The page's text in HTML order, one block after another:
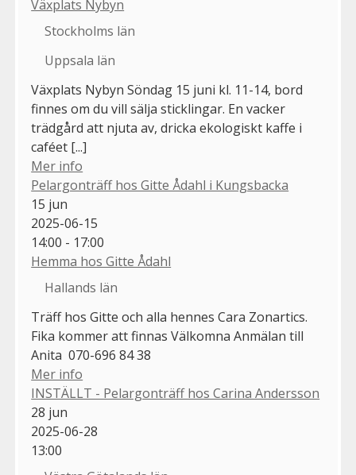
Växplats Nybyn
Stockholms län
Uppsala län
Växplats Nybyn Söndag 15 juni kl. 11-14, bord
finnes om du vill sälja sticklingar. En vacker
trädgård att njuta av, dricka ekologiskt kaffe i
caféet [...]
Mer info
Pelargonträff hos Gitte Ådahl i Kungsbacka
15 jun
2025-06-15
14:00 - 17:00
Hemma hos Gitte Ådahl
Hallands län
Träff hos Gitte och alla hennes Cara Zonartics.
Fika kommer att finnas Välkomna Anmälan till
Anita 070-696 84 38
Mer info
INSTÄLLT - Pelargonträff hos Carina Andersson
28 jun
2025-06-28
13:00